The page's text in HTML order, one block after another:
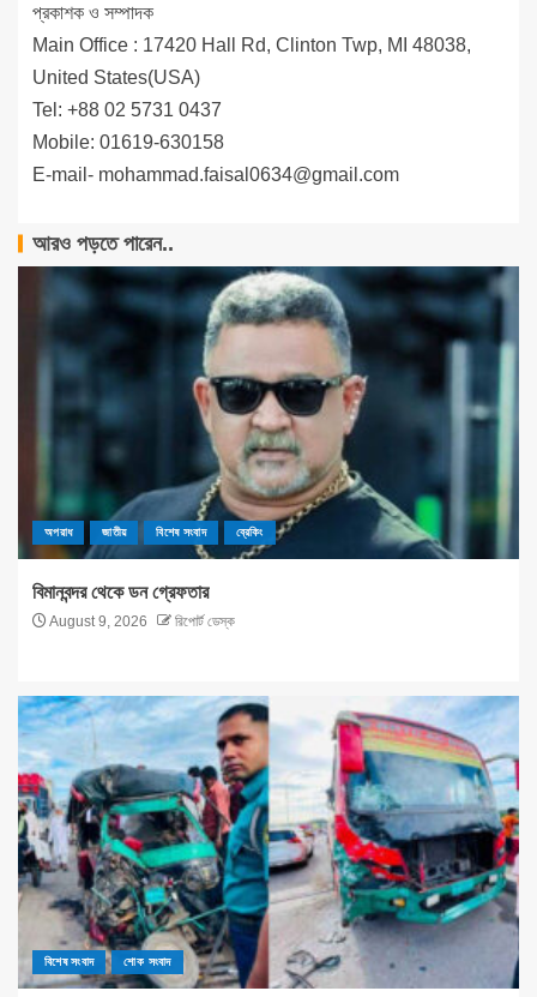
প্রকাশক ও সম্পাদক
Main Office : 17420 Hall Rd, Clinton Twp, MI 48038,
United States(USA)
Tel: +88 02 5731 0437
Mobile: 01619-630158
E-mail- mohammad.faisal0634@gmail.com
আরও পড়তে পারেন..
অপরাধ জাতীয় বিশেষ সংবাদ ব্রেকিং
বিমানবন্দর থেকে ডন গ্রেফতার
August 9, 2026 রিপোর্ট ডেস্ক
বিশেষ সংবাদ শোক সংবাদ